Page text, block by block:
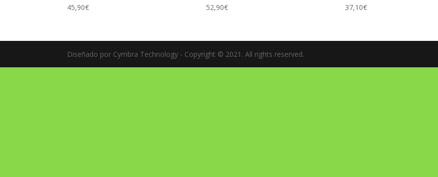
45,90€
52,90€
37,10€
Diseñado por Cymbra Technology - Copyright © 2021. All rights reserved.